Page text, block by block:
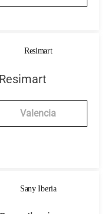
Resimart
Valencia
Sany Iberia